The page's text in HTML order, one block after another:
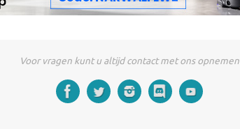
Voor vragen kunt u altijd contact met ons opnemen